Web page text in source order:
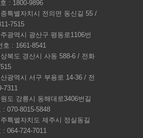
: 1800-9896
특별자치시 전의면 동신길 55 /
7515
광역시 광산구 평동로1106번
호 : 1661-8541
북도 경산시 사동 588-6 / 전화
광역시 서구 부용로 14-36 / 전
7311
도 강릉시 동해대로3406번길
: 070-8015-5848
특별자치도 제주시 정실동길
: 064-724-7011